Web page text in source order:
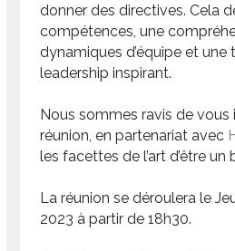
donner des directives. Cela
compétences, une
dynamiques d’équipe et une
leadership inspirant.
Nous sommes ravis de vous
réunion, en partenariat avec
les facettes de l’art d’être un
La réunion se déroulera le
2023 à partir de 18h30.